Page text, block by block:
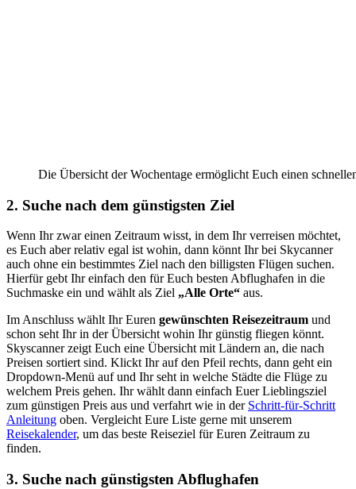
Die Übersicht der Wochentage ermöglicht Euch einen
2. Suche nach dem günstigsten Ziel
Wenn Ihr zwar einen Zeitraum wisst, in dem Ihr verreisen möchtet,
es Euch aber relativ egal ist wohin, dann könnt Ihr bei Skycanner
auch ohne ein bestimmtes Ziel nach den billigsten Flügen suchen.
Hierfür gebt Ihr einfach den für Euch besten Abflughafen in die
Suchmaske ein und wählt als Ziel „Alle Orte“ aus.
Im Anschluss wählt Ihr Euren gewünschten Reisezeitraum und
schon seht Ihr in der Übersicht wohin Ihr günstig fliegen könnt.
Skyscanner zeigt Euch eine Übersicht mit Ländern an, die nach
Preisen sortiert sind. Klickt Ihr auf den Pfeil rechts, dann geht ein
Dropdown-Menü auf und Ihr seht in welche Städte die Flüge zu
welchem Preis gehen. Ihr wählt dann einfach Euer Lieblingsziel
zum günstigen Preis aus und verfahrt wie in der Schritt-für-Schritt
Anleitung oben. Vergleicht Eure Liste gerne mit unserem
Reisekalender, um das beste Reiseziel für Euren Zeitraum zu
finden.
3. Suche nach günstigsten Abflughafen